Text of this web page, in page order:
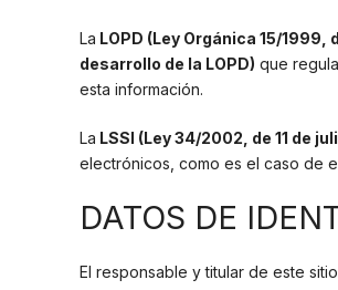
La LOPD (Ley Orgánica 15/
desarrollo de la LOPD) que
esta información.
La LSSI (Ley 34/2002, de 11 de
electrónicos, como es el caso de
DATOS DE
El responsable y titular de este